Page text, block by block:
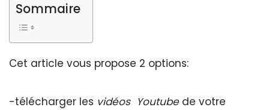
Sommaire
Cet article vous propose 2 options:
-télécharger les vidéos Youtubede votre